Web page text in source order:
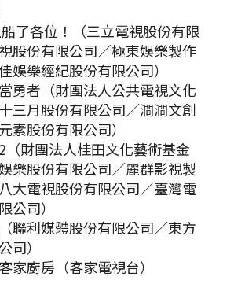
了各位！（三立電視股份有限
股份有限公司／極東娛樂製作
娛樂經紀股份有限公司）
勇者（財團法人公共電視文化
三月股份有限公司／澗澗文創
素股份有限公司）
（財團法人桂田文化藝術基金
樂股份有限公司／麗群影視製
大電視股份有限公司／臺灣電
公司）
聯利媒體股份有限公司／東方
司）
家廚房（客家電視台）